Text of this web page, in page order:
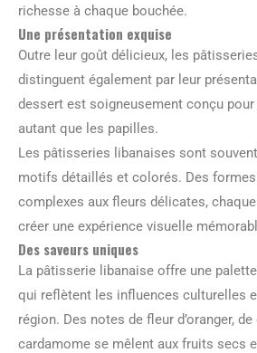
richesse à chaque bouchée.
Une présentation exquise
Outre leur goût délicieux, les
distinguent également par leur
dessert est soigneusement conçu
autant que les papilles.
Les pâtisseries libanaises sont
motifs détaillés et colorés. Des
complexes aux fleurs délicates,
créer une expérience visuelle
Des saveurs uniques
La pâtisserie libanaise offre une
qui reflètent les influences culturelles
région. Des notes de fleur d’oranger,
cardamome se mêlent aux fruits secs